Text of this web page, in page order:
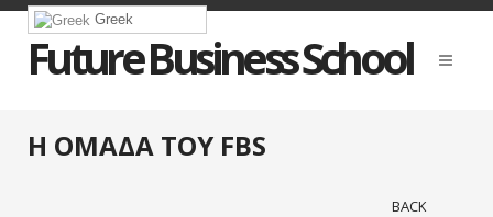
Greek
Future Business School
Η ΟΜΑΔΑ ΤΟΥ FBS
BACK